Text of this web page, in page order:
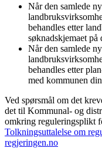
Når den samlede
behandles etter
søknadskjemaet på
Når den samlede
behandles etter
med kommunen
Ved spørsmål om det
det til Kommunal- og
omkring reguleringsplikt
Tolkningsuttalelse om
regjeringen.no